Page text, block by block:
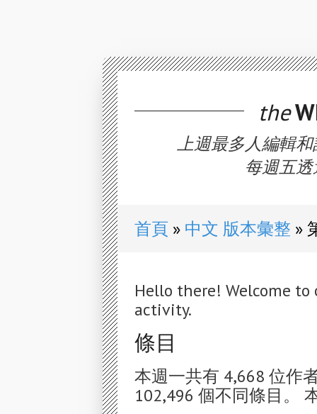
the
上週最多人編輯
每週五
首頁 中文 版本彙整
Hello there! Welcome
activity.
條目
本週一共有 4,668 位作
102,496 個不同條目。